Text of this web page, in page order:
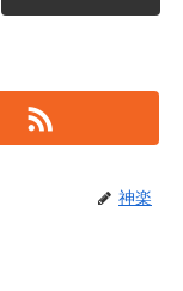
神楽